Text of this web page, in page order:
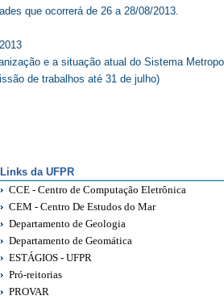
que ocorrerá de 26 a 28/08/2013.
e a situação atual do Sistema
de trabalhos até 31 de julho)
Links da UFPR
CCE - Centro de Computação Eletrônica
CEM - Centro De Estudos do Mar
Departamento de Geologia
Departamento de Geomática
ESTÁGIOS - UFPR
Pró-reitorias
PROVAR